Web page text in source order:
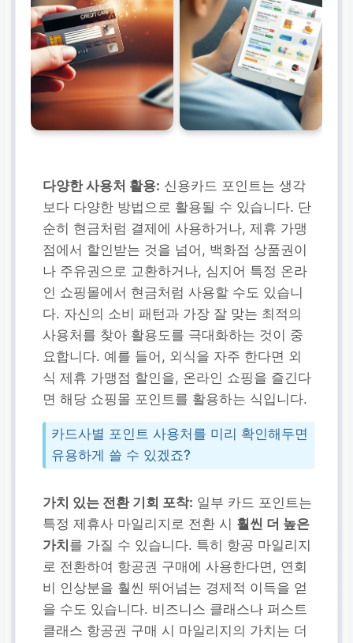
다양한 사용처 활용: 신용카드 포인트는 생각
보다 다양한 방법으로 활용될 수 있습니다. 단
순히 현금처럼 결제에 사용하거나, 제휴 가맹
점에서 할인받는 것을 넘어, 백화점 상품권이
나 주유권으로 교환하거나, 심지어 특정 온라
인 쇼핑몰에서 현금처럼 사용할 수도 있습니
다. 자신의 소비 패턴과 가장 잘 맞는 최적의
사용처를 찾아 활용도를 극대화하는 것이 중
요합니다. 예를 들어, 외식을 자주 한다면 외
식 제휴 가맹점 할인을, 온라인 쇼핑을 즐긴다
면 해당 쇼핑몰 포인트를 활용하는 식입니다.
카드사별 포인트 사용처를 미리 확인해두면
유용하게 쓸 수 있겠죠?
가치 있는 전환 기회 포착: 일부 카드 포인트는
특정 제휴사 마일리지로 전환 시 훨씬 더 높은
가치 를 가질 수 있습니다. 특히 항공 마일리지
로 전환하여 항공권 구매에 사용한다면, 연회
비 인상분을 훨씬 뛰어넘는 경제적 이득을 얻
을 수도 있습니다. 비즈니스 클래스나 퍼스트
클래스 항공권 구매 시 마일리지의 가치는 더